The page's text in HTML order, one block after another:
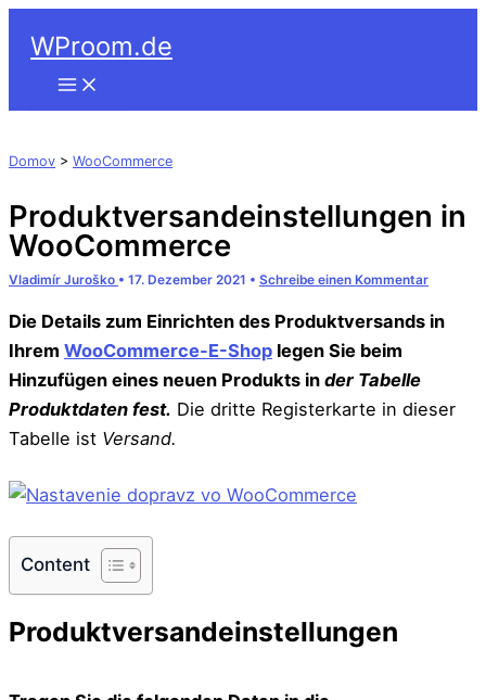
Inhalt
springen
WProom.de
Domov > WooCommerce
Produktversandeinstellungen in
WooCommerce
Vladimír Juroško • 17. Dezember 2021 • Schreibe einen Kommentar
Die Details zum Einrichten des Produktversands in
Ihrem WooCommerce-E-Shop legen Sie beim
Hinzufügen eines neuen Produkts in der Tabelle
Produktdaten fest. Die dritte Registerkarte in dieser
Tabelle ist Versand.
Content
Produktversandeinstellungen